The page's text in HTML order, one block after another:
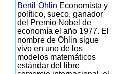
Bertil Ohlin Economista y
político, sueco, ganador
del Premio Nobel de
economía el año 1977. El
nombre de Ohlin sigue
vivo en uno de los
modelos matemáticos
estándar del libre